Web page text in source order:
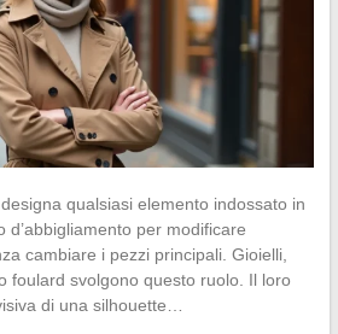
qualsiasi elemento indossato in
d’abbigliamento per modificare
cambiare i pezzi principali. Gioielli,
foulard svolgono questo ruolo. Il loro
di una silhouette…